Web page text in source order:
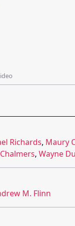
Richards, Maury
, Wayne
M. Flinn